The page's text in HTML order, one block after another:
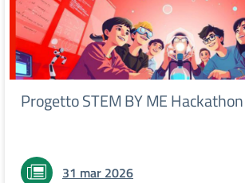
Progetto STEM BY ME
31 mar 2026